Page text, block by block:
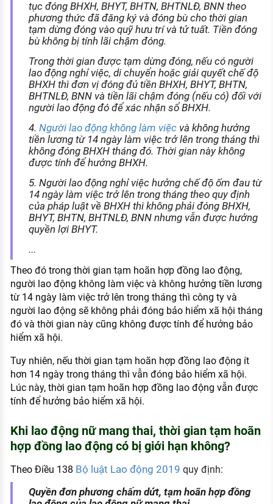
tục đóng BHXH, BHYT, BHTN, BHTNLĐ, BNN theo
phương thức đã đăng ký và đóng bù cho thời gian
tạm dừng đóng vào quỹ hưu trí và tử tuất. Tiền đóng
bù không bị tính lãi chậm đóng.
Trong thời gian được tạm dừng đóng, nếu có người
lao động nghỉ việc, di chuyển hoặc giải quyết chế độ
BHXH thì đơn vị đóng đủ tiền BHXH, BHYT, BHTN,
BHTNLĐ, BNN và tiền lãi chậm đóng (nếu có) đối với
người lao động đó để xác nhận sổ BHXH.
4. Người lao động không làm việcvà không hưởng
tiền lương từ 14 ngày làm việc trở lên trong tháng thì
không đóng BHXH tháng đó. Thời gian này không
được tính để hưởng BHXH.
5. Người lao động nghỉ việc hưởng chế độ ốm đau từ
14 ngày làm việc trở lên trong tháng theo quy định
của pháp luật về BHXH thì không phải đóng BHXH,
BHYT, BHTN, BHTNLĐ, BNN nhưng vẫn được hưởng
quyền lợi BHYT.
...
Theo đó trong thời gian tạm hoãn hợp đồng lao động,
người lao động không làm việc và không hưởng tiền lương
từ 14 ngày làm việc trở lên trong tháng thì công ty và
người lao động sẽ không phải đóng bảo hiểm xã hội tháng
đó và thời gian này cũng không được tính để hưởng bảo
hiểm xã hội.
Tuy nhiên, nếu thời gian tạm hoãn hợp đồng lao động ít
hơn 14 ngày trong tháng thì vẫn đóng bảo hiểm xã hội.
Lúc này, thời gian tạm hoãn hợp đồng lao động vẫn được
tính để hưởng bảo hiểm xã hội.
Khi lao động nữ mang thai, thời gian tạm hoãn
hợp đồng lao động có bị giới hạn không?
Theo Điều 138 Bộ luật Lao động 2019 quy định:
Quyền đơn phương chấm dứt, tạm hoãn hợp đồng